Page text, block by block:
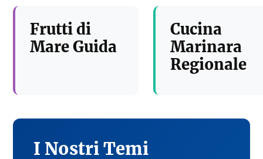
Frutti di
Mare Guida
Cucina
Marinara
Regionale
I Nostri Temi